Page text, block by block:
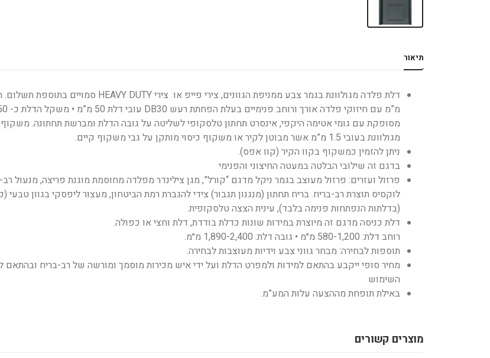
תיאור
מסופקת עם גומי אטימה היקפי, אינסרט תחתון טלסקופי לשליטה על גובה הדלת ומברשת תחתונה.
מגולוונת בעובי 1.5 מ”מ אשר מבוטן לקיר או משקוף כיסוי מותקן על גבי משקוף קיים.
ניתן להזמין כמשקוף בקוו הקיר (קוו אפס).
בדגם זה שילובי הבלטה במעטה החיצוני והפנימי
פרזול ועזרים: פרזול מעוצב בגמר ניקל מדגם “קורל”, מגן צילינדר מפלדה מחוסמת מוגנת פריצה, מנעול רב-
לוקסיס תוצרת רב-בריח. בריח תחתון (מנגנון תגבור) צידי להגברת רמת הביטחון, מעצור ליפסקי בגוון טבעי
(בדלתות הנפתחות פנימה בלבד), עינית הצצה טלסקופית.
דלת כניסה מדגם זה מיוצרת במידות שונות כדלת בודדת, דלת וחצי או כפולה.
רוחב דלת: 580-1,200 מ״מ • גובה דלת: 1,890-2,400 מ״מ.
תוספות לבחירה: מבחר גווני צבע וידיות מעוצבות לבחירה.
מחיר סופי ייקבע בהתאם למידות ולמפרט הדלת ועל ידי איש מכירות מוסמך ומורשה של רב-בריח ובהתאם
השימוש
באילת תופחת מההצעה עלות המע”מ.
מוצרים קשורים